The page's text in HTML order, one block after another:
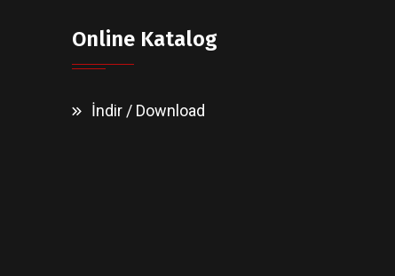
Online Katalog
İndir / Download